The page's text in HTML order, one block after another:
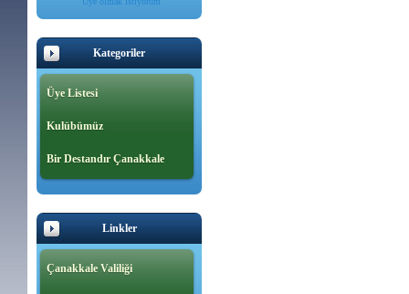
Kategoriler
Üye Listesi
Kulübümüz
Bir Destandır Çanakkale
Linkler
Çanakkale Valiliği